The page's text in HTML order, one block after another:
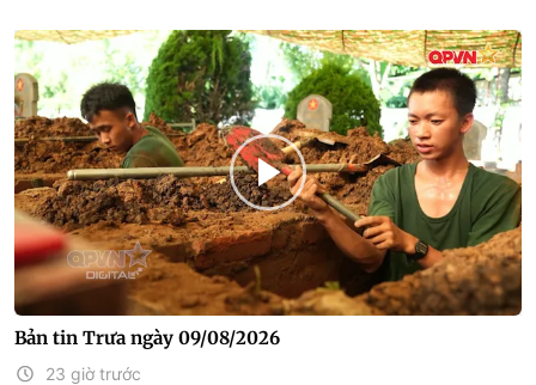
Bản tin Trưa ngày 09/08/2026
23 giờ trước